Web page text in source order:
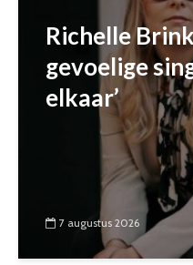
Richelle
gevoelige
elkaar’
7 augustus 2026